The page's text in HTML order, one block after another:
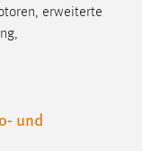
erweiterte
,
und